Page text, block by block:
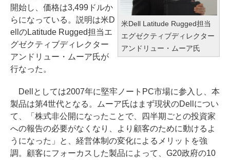
米Dell Latitude Rugged担当
エグゼクティブディレクター
アンドリュー・ムーア氏
開始し、価格は3,499ドルか
らになっている。説明は米D
ellのLatitude Rugged担当エ
グゼクティブディレクター
アンドリュー・ムーア氏が
行なった。
Dellとしては2007年に堅牢ノートPC市場に参入し、本
製品は第4世代となる。ムーア氏はまず現状のDellについ
て、「株式非公開になったことで、四半期ごとの投資家
への報告の必要がなくなり、より顧客のために動けるよ
うになった」と、経営体制の変化によるメリットを強
調。顧客にフォーカスした製品によって、G20政府の10